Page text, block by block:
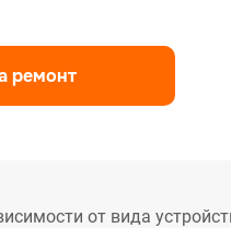
ремонт
от вида